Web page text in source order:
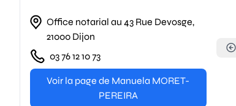
Office notarial au 43 Rue Devosge,
21000 Dijon
03 76 12 10 73
Voir la page de Manuela MORET-
PEREIRA